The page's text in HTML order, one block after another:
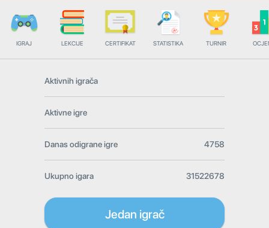
IGRAJ LEKCIJE CERTIFIKAT STATISTIKA TURNIR
Aktivnih igrača
Aktivne igre
Danas odigrane igre 4758
Ukupno igara 31522678
Jedan igrač